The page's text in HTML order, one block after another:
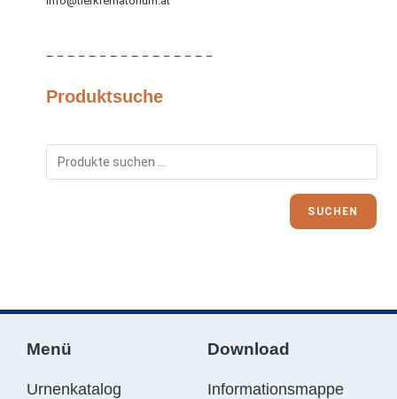
– – – – – – – – – – – – – – – –
Produktsuche
SUCHEN
Menü
Urnenkatalog
Download
Informationsmappe